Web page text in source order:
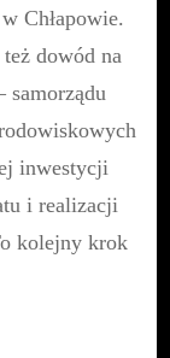
wąwozu
Rudnik
Chłapowie.
dowód na
samorządu
inwestycji
i realizacji
kolejny krok